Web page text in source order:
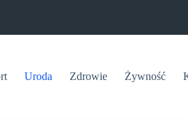
Uroda Zdrowie Żywność